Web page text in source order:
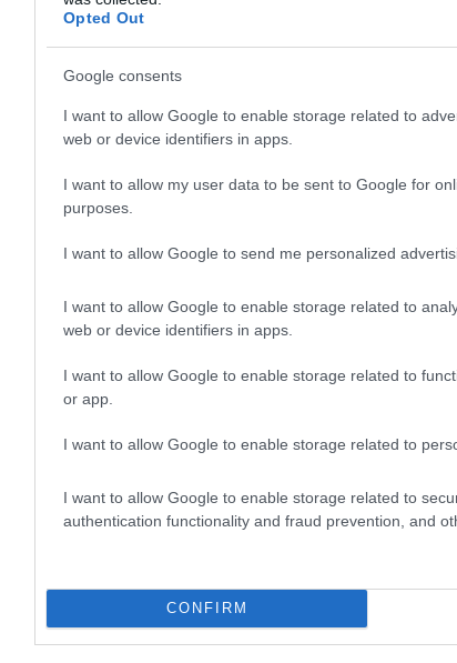
Opted Out
Google consents
I want to allow Google to enable storage related to
web or device identifiers in apps.
I want to allow my user data to be sent to Google for
purposes.
I want to allow Google to send me personalized
I want to allow Google to enable storage related to
web or device identifiers in apps.
I want to allow Google to enable storage related to
or app.
I want to allow Google to enable storage related to
I want to allow Google to enable storage related to
authentication functionality and fraud prevention, and
CONFIRM
πανόραμα
Metlen: Ρεκόρ EBITDA στο α'
– Καθαρά κέρδη 313 εκατ.
ευρώ
ευρώ σε 843 μέσα
ενημέρωσης-